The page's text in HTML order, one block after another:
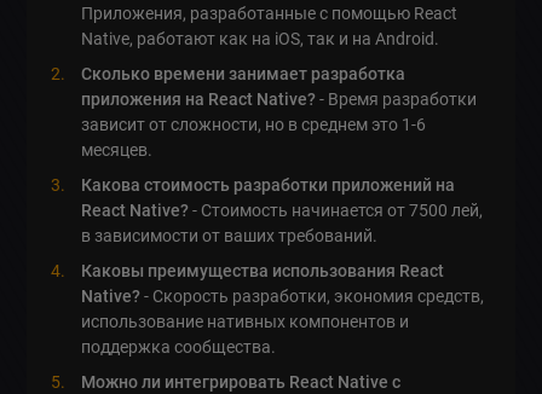
Приложения, разработанные с помощью React
Native, работают как на iOS, так и на Android.
Сколько времени занимает разработка
приложения на React Native?- Время разработки
зависит от сложности, но в среднем это 1-6
месяцев.
Какова стоимость разработки приложений на
React Native?- Стоимость начинается от 7500 лей,
в зависимости от ваших требований.
Каковы преимущества использования React
Native?- Скорость разработки, экономия средств,
использование нативных компонентов и
поддержка сообщества.
Можно ли интегрировать React Native с